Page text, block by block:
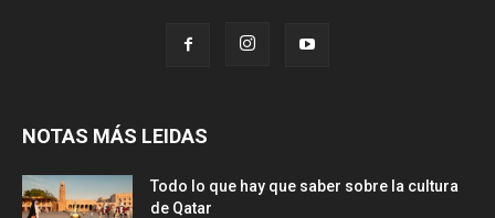
NOTAS MÁS LEIDAS
Todo lo que hay que saber sobre la cultura
de Qatar